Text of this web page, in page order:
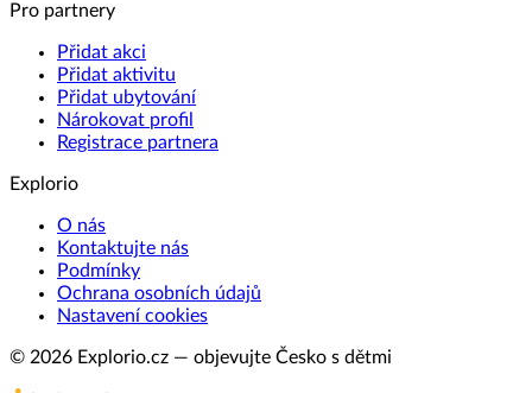
Pro partnery
Přidat akci
Přidat aktivitu
Přidat ubytování
Nárokovat profil
Registrace partnera
Explorio
O nás
Kontaktujte nás
Podmínky
Ochrana osobních údajů
Nastavení cookies
© 2026 Explorio.cz — objevujte Česko s dětmi